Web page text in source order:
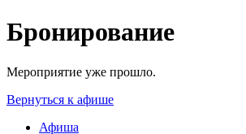
Бронирование
Мероприятие уже прошло.
Вернуться к афише
Афиша